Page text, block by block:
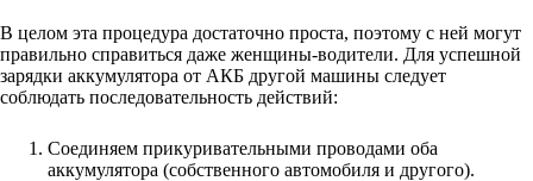
В целом эта процедура достаточно проста, поэтому с ней могут
правильно справиться даже женщины-водители. Для успешной
зарядки аккумулятора от АКБ другой машины следует
соблюдать последовательность действий:
Соединяем прикуривательными проводами оба
аккумулятора (собственного автомобиля и другого).